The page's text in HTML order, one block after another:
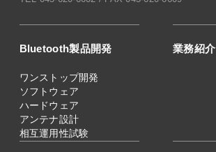
Bluetooth製品開発
ワンストップ開発
ソフトウェア
ハードウェア
アンテナ設計
相互運用性試験
業務紹介